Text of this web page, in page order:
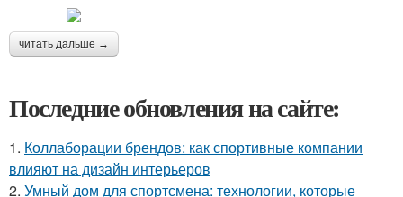
читать дальше →
Последние обновления на сайте:
1. Коллаборации брендов: как спортивные компании
влияют на дизайн интерьеров
2. Умный дом для спортсмена: технологии, которые